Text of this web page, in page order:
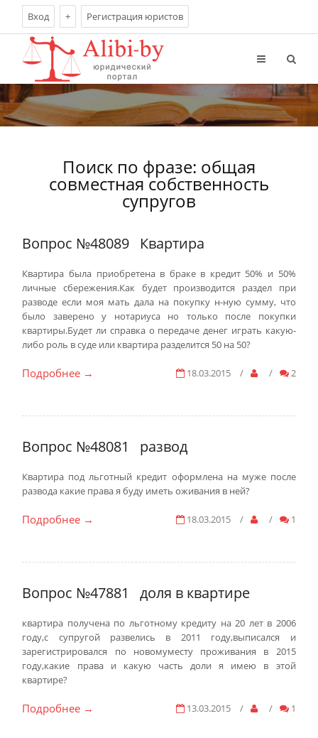
Вход + Регистрация юристов
Поиск по фразе: общая
совместная собственность
супругов
Вопрос №48089 Квартира
Квартира была приобретена в браке в кредит 50% и 50%
личные сбережения.Как будет производится раздел при
разводе если моя мать дала на покупку н-ную сумму, что
было заверено у нотариуса но только после покупки
квартиры.Будет ли справка о передаче денег играть какую-
либо роль в суде или квартира разделится 50 на 50?
18.03.2015 / / 2
Подробнее →
Вопрос №48081 развод
Квартира под льготный кредит оформлена на муже после
развода какие права я буду иметь оживания в ней?
18.03.2015 / / 1
Подробнее →
Вопрос №47881 доля в квартире
квартира получена по льготному кредиту на 20 лет в 2006
году,с супругой развелись в 2011 году,выписался и
зарегистрировался по новомуместу проживания в 2015
году,какие права и какую часть доли я имею в этой
квартире?
13.03.2015 / / 1
Подробнее →